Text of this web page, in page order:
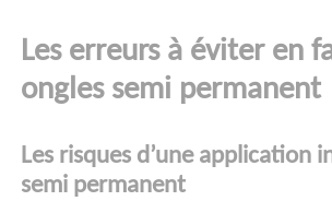
Les erreurs à éviter en
ongles semi permanent
Les risques d’une application
semi permanent